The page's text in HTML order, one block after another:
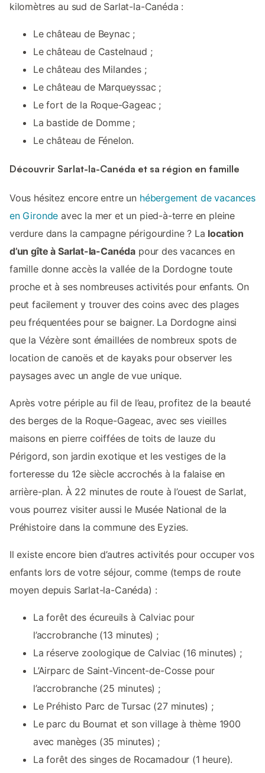
kilomètres au sud de Sarlat-la-Canéda :
Le château de Beynac ;
Le château de Castelnaud ;
Le château des Milandes ;
Le château de Marqueyssac ;
Le fort de la Roque-Gageac ;
La bastide de Domme ;
Le château de Fénelon.
Découvrir Sarlat-la-Canéda et sa région en famille
Vous hésitez encore entre un hébergement de vacances
en Gironde avec la mer et un pied-à-terre en pleine
verdure dans la campagne périgourdine ? La location
d’un gîte à Sarlat-la-Canéda pour des vacances en
famille donne accès la vallée de la Dordogne toute
proche et à ses nombreuses activités pour enfants. On
peut facilement y trouver des coins avec des plages
peu fréquentées pour se baigner. La Dordogne ainsi
que la Vézère sont émaillées de nombreux spots de
location de canoës et de kayaks pour observer les
paysages avec un angle de vue unique.
Après votre périple au fil de l’eau, profitez de la beauté
des berges de la Roque-Gageac, avec ses vieilles
maisons en pierre coiffées de toits de lauze du
Périgord, son jardin exotique et les vestiges de la
forteresse du 12e siècle accrochés à la falaise en
arrière-plan. À 22 minutes de route à l’ouest de Sarlat,
vous pourrez visiter aussi le Musée National de la
Préhistoire dans la commune des Eyzies.
Il existe encore bien d’autres activités pour occuper vos
enfants lors de votre séjour, comme (temps de route
moyen depuis Sarlat-la-Canéda) :
La forêt des écureuils à Calviac pour
l’accrobranche (13 minutes) ;
La réserve zoologique de Calviac (16 minutes) ;
L’Airparc de Saint-Vincent-de-Cosse pour
l’accrobranche (25 minutes) ;
Le Préhisto Parc de Tursac (27 minutes) ;
Le parc du Bournat et son village à thème 1900
avec manèges (35 minutes) ;
La forêt des singes de Rocamadour (1 heure).